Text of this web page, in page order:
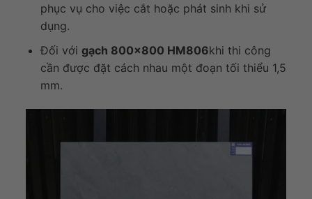
phục vụ cho việc cắt hoặc phát sinh khi sử
dụng.
Đối với gạch 800×800 HM806khi thi công
cần được đặt cách nhau một đoạn tối thiểu 1,5
mm.